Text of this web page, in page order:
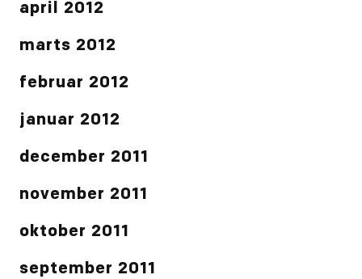
april 2012
marts 2012
februar 2012
januar 2012
december 2011
november 2011
oktober 2011
september 2011